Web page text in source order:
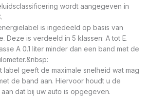
wordt aangegeven in
is ingedeeld op basis van
Deze is verdeeld in 5 klassen: A tot E.
A 0.1 liter minder dan een band met de
label geeft de maximale snelheid wat mag
de band aan. Hiervoor houdt u de
dat bij uw auto is opgegeven.